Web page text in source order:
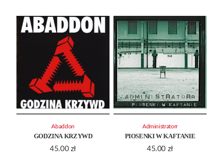
GODZINA KRZYWD
45.00 zł
Abaddon
PIOSENKI W KAFTANIE
45.00 zł
Administratorr